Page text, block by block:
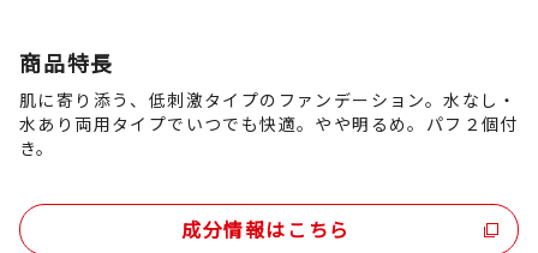
商品特長
肌に寄り添う、低刺激タイプのファンデーション。水なし・
水あり両用タイプでいつでも快適。やや明るめ。パフ２個付
き。
成分情報はこちら